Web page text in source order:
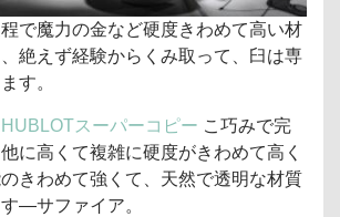
で魔力の金など硬度きわめて高い材
絶えず経験からくみ取って、臼は専
す。
HUBLOTスーパーコピー こ巧みで完
に高くて複雑に硬度がきわめて高く
きわめて強くて、天然で透明な材質
―サファイア。